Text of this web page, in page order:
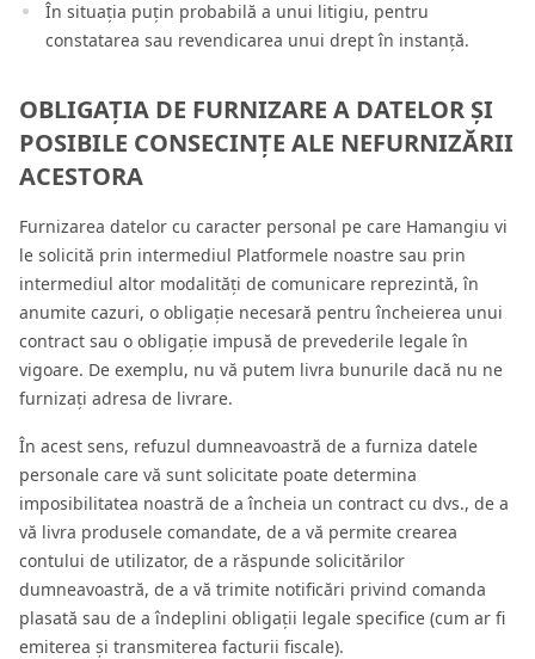
În situația puțin probabilă a unui litigiu, pentru
constatarea sau revendicarea unui drept în instanță.
OBLIGAȚIA DE FURNIZARE A DATELOR ȘI
POSIBILE CONSECINȚE ALE NEFURNIZĂRII
ACESTORA
Furnizarea datelor cu caracter personal pe care Hamangiu vi
le solicită prin intermediul Platformele noastre sau prin
intermediul altor modalități de comunicare reprezintă, în
anumite cazuri, o obligație necesară pentru încheierea unui
contract sau o obligație impusă de prevederile legale în
vigoare. De exemplu, nu vă putem livra bunurile dacă nu ne
furnizați adresa de livrare.
În acest sens, refuzul dumneavoastră de a furniza datele
personale care vă sunt solicitate poate determina
imposibilitatea noastră de a încheia un contract cu dvs., de a
vă livra produsele comandate, de a vă permite crearea
contului de utilizator, de a răspunde solicitărilor
dumneavoastră, de a vă trimite notificări privind comanda
plasată sau de a îndeplini obligații legale specifice (cum ar fi
emiterea și transmiterea facturii fiscale).